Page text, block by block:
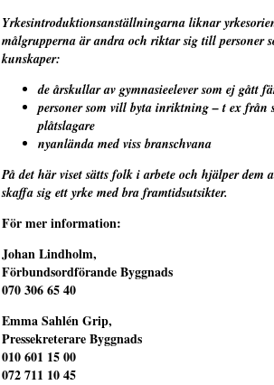
Yrkesintroduktionsanställningarnaliknar
målgrupperna är andra och riktar sig till personer
kunskaper:
de årskullar av gymnasieelever som ej gått
personer som vill byta inriktning – t ex från
plåtslagare
nyanlända med viss branschvana
På det här viset sätts folk i arbete och hjälper dem
skaffa sig ett yrke med bra framtidsutsikter.
För mer information:
Johan Lindholm,
Förbundsordförande Byggnads
070 306 65 40
Emma Sahlén Grip,
Pressekreterare Byggnads
010 601 15 00
072 711 10 45